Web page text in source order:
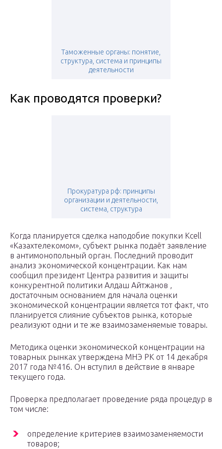
Таможенные органы: понятие,
структура, система и принципы
деятельности
Как проводятся проверки?
Прокуратура рф: принципы
организации и деятельности,
система, структура
Когда планируется сделка наподобие покупки Kcell
«Казахтелекомом», субъект рынка подаёт заявление
в антимонопольный орган. Последний проводит
анализ экономической концентрации. Как нам
сообщил президент Центра развития и защиты
конкурентной политики Алдаш Айтжанов ,
достаточным основанием для начала оценки
экономической концентрации является тот факт, что
планируется слияние субъектов рынка, которые
реализуют одни и те же взаимозаменяемые товары.
Методика оценки экономической концентрации на
товарных рынках утверждена МНЭ РК от 14 декабря
2017 года №416. Он вступил в действие в январе
текущего года.
Проверка предполагает проведение ряда процедур в
том числе:
определение критериев взаимозаменяемости
товаров;